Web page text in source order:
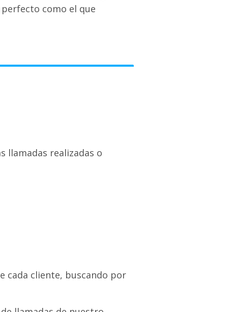
como el que
llamadas realizadas o
cada cliente, buscando por